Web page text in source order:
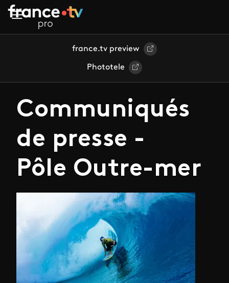
Aller au contenu principal
france.tv preview
Phototele
Communiqués
de presse -
Pôle Outre-mer